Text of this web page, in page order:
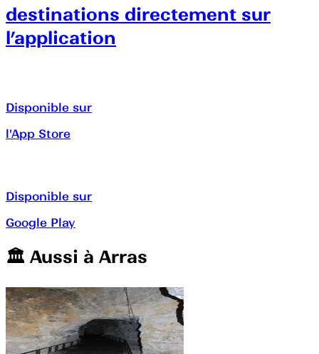
destinations directement sur
l’application
Disponible sur
l'App Store
Disponible sur
Google Play
🏛️️ Aussi à Arras